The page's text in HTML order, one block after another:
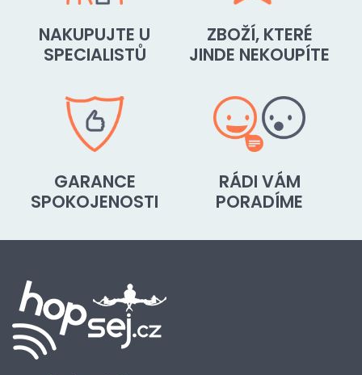
NAKUPUJTE U
SPECIALISTŮ
ZBOŽÍ, KTERÉ
JINDE NEKOUPÍTE
GARANCE
SPOKOJENOSTI
RÁDI VÁM
PORADÍME